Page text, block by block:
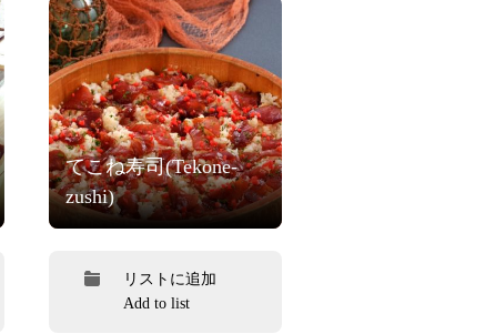
てこね寿司(Tekone-
zushi)
リストに追加
Add to list